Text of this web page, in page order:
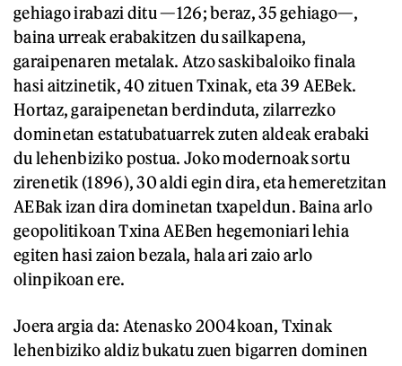
gehiago irabazi ditu —126; beraz, 35 gehiago—,
baina urreak erabakitzen du sailkapena,
garaipenaren metalak. Atzo saskibaloiko finala
hasi aitzinetik, 40 zituen Txinak, eta 39 AEBek.
Hortaz, garaipenetan berdinduta, zilarrezko
dominetan estatubatuarrek zuten aldeak erabaki
du lehenbiziko postua. Joko modernoak sortu
zirenetik (1896), 30 aldi egin dira, eta hemeretzitan
AEBak izan dira dominetan txapeldun. Baina arlo
geopolitikoan Txina AEBen hegemoniari lehia
egiten hasi zaion bezala, hala ari zaio arlo
olinpikoan ere.
Joera argia da: Atenasko 2004koan, Txinak
lehenbiziko aldiz bukatu zuen bigarren dominen